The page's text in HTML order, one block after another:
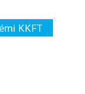
KKFT